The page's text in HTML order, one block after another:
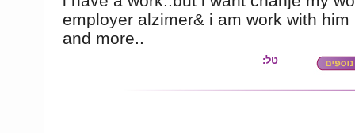
employer alzimer& i am work with him
and more..
טל: